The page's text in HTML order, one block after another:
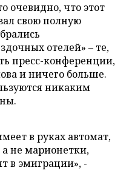
очевидно, что этот
свою полную
отелей» – те,
пресс-конференции,
и ничего больше.
никаким
в руках автомат,
а не марионетки,
в эмиграции», -